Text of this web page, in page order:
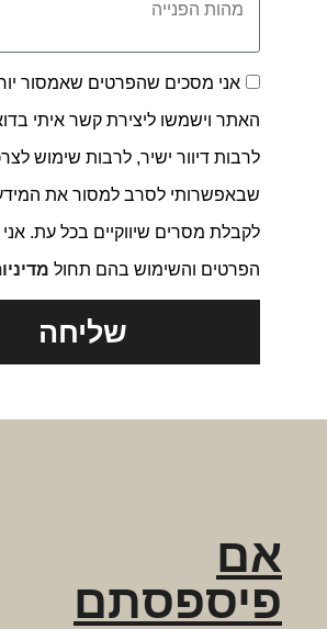
אני מסכים שהפרטים שאמסור
האתר וישמשו ליצירת קשר איתי
לרבות דיוור ישיר, לרבות שימוש
שבאפשרותי לסרב למסור את המידע
לקבלת מסרים שיווקיים בכל עת. אני
הפרטים והשימוש בהם תחולמדיניות
שליחה
אם
פיספסתם